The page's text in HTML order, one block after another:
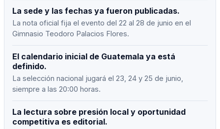
La sede y las fechas ya fueron publicadas.
La nota oficial fija el evento del 22 al 28 de junio en el
Gimnasio Teodoro Palacios Flores.
El calendario inicial de Guatemala ya está
definido.
La selección nacional jugará el 23, 24 y 25 de junio,
siempre a las 20:00 horas.
La lectura sobre presión local y oportunidad
competitiva es editorial.